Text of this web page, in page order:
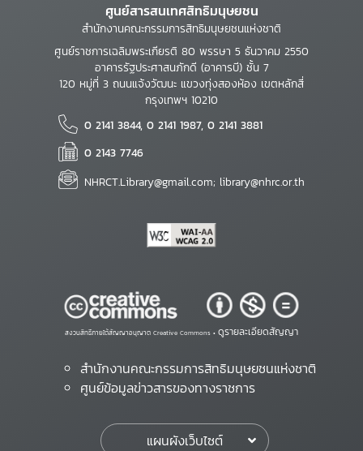
ศูนย์สารสนเทศสิทธิมนุษยชน
สำนักงานคณะกรรมการสิทธิมนุษยชนแห่งชาติ
ศูนย์ราชการเฉลิมพระเกียรติ 80 พรรษา 5 ธันวาคม 2550
อาคารรัฐประศาสนภักดี (อาคารบี) ชั้น 7
120 หมู่ที่ 3 ถนนแจ้งวัฒนะ แขวงทุ่งสองห้อง เขตหลักสี่
กรุงเทพฯ 10210
0 2141 3844, 0 2141 1987, 0 2141 3881
0 2143 7746
NHRCT.Library@gmail.com; library@nhrc.or.th
สงวนสิทธิ์ภายใต้สัญญาอนุญาต Creative Commons • ดูรายละเอียดสัญญา
สำนักงานคณะกรรมการสิทธิมนุษยชนแห่งชาติ
ศูนย์ข้อมูลข่าวสารของทางราชการ
แผนผังเว็บไซต์